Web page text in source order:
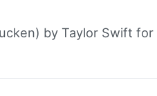
by Taylor Swift for